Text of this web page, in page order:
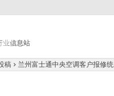
业信息站
稿 兰州富士通中央空调客户报修